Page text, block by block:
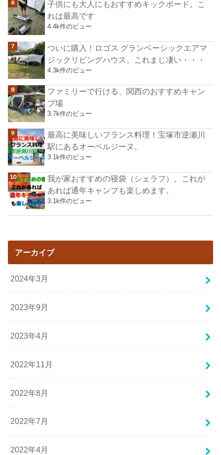
子供にも大人にもおすすめキックボード。こ
れは最高です
4.4k件のビュー
ついに購入！ロゴス グランベーシックエアマ
ジックリビングハウス。これまじ凄い・・・
4.3k件のビュー
ファミリーで行ける、関西のおすすめキャン
プ場
3.7k件のビュー
最高に美味しいフランス料理！宝塚市逆瀬川
駅にあるオーベルジーヌ。
3.1k件のビュー
我が家おすすめの寝袋（シェラフ）。これが
あれば通年キャンプも楽しめます。
3.1k件のビュー
アーカイブ
2024年3月
2023年9月
2023年4月
2022年11月
2022年8月
2022年7月
2022年4月